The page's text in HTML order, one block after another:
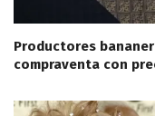
Productores
compraventa con